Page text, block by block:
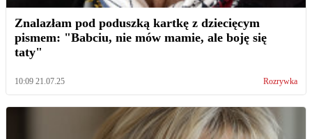
Znalazłam pod poduszką kartkę z dziecięcym
pismem: "Babciu, nie mów mamie, ale boję się
taty"
10:09 21.07.25 Rozrywka